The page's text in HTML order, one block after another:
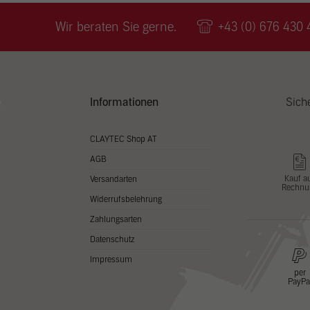
Wir beraten Sie gerne. +43 (0) 676 430
Informationen
CLAYTEC Shop AT
AGB
Versandarten
Widerrufsbelehrung
Zahlungsarten
Datenschutz
Impressum
Kauf
per
PayPal
zu